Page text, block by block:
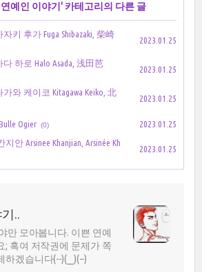
예인 이야기 ' 카테고리의 다른 글
키 후가 Fuga Shibazaki, 柴崎
2023.01.25
하로 Halo Asada, 浅田芭
2023.01.25
와 케이코 Kitagawa Keiko, 北
2023.01.25
Ogier (0)
2023.01.25
안 Arsinee Khanjian, Arsinée Kh
2023.01.25
..
만 모아봅니다. 이쁜 연예
; 혹여 저작권에 문제가 쪽
겠습니다(--)(__)(--)